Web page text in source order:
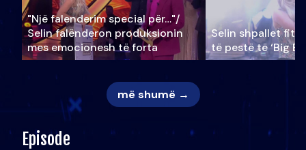
"Një falenderim special për…"/
Selin falënderon produksionin
mes emocionesh të forta
Selin shpallet
të pestë të ‘Big
më shumë →
Episode